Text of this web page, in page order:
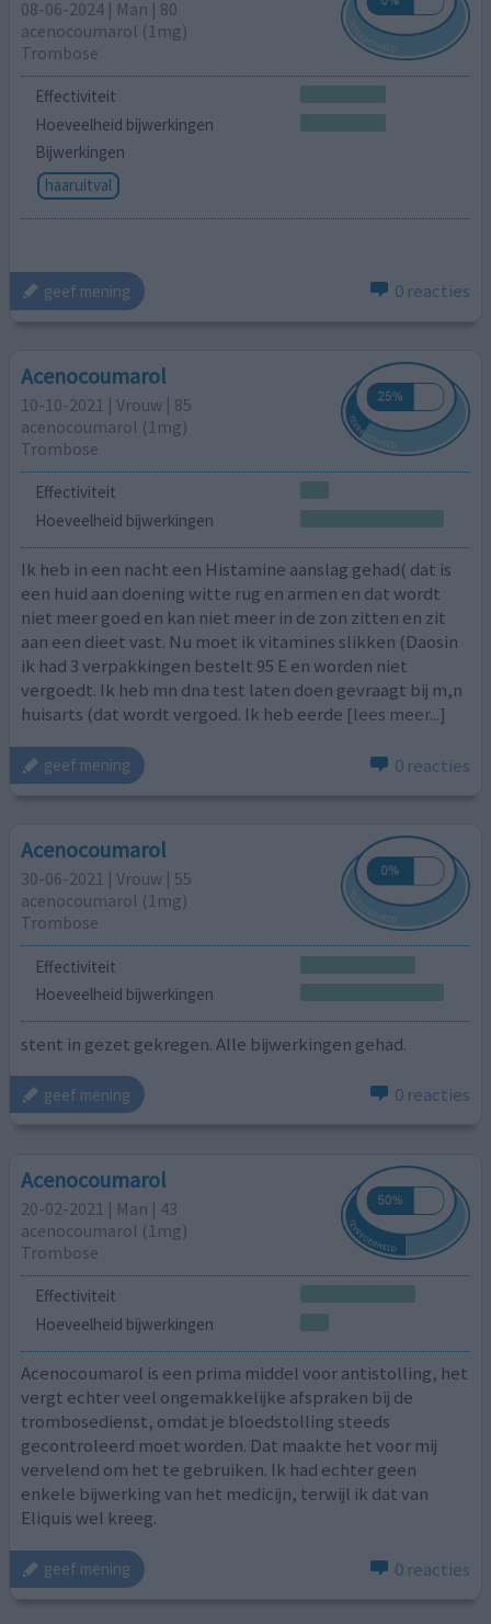
08-06-2024 | Man | 80
acenocoumarol (1mg)
Trombose
Effectiviteit
Hoeveelheid bijwerkingen
Bijwerkingen
haaruitval
geef mening 0 reacties
Acenocoumarol
10-10-2021 | Vrouw | 85
acenocoumarol (1mg)
Trombose
Effectiviteit
Hoeveelheid bijwerkingen
Ik heb in een nacht een Histamine aanslag gehad( dat is
een huid aan doening witte rug en armen en dat wordt
niet meer goed en kan niet meer in de zon zitten en zit
aan een dieet vast. Nu moet ik vitamines slikken (Daosin
ik had 3 verpakkingen bestelt 95 E en worden niet
vergoedt. Ik heb mn dna test laten doen gevraagt bij m,n
huisarts (dat wordt vergoed. Ik heb eerde [lees meer...]
geef mening 0 reacties
Acenocoumarol
30-06-2021 | Vrouw | 55
acenocoumarol (1mg)
Trombose
Effectiviteit
Hoeveelheid bijwerkingen
stent in gezet gekregen. Alle bijwerkingen gehad.
geef mening 0 reacties
Acenocoumarol
20-02-2021 | Man | 43
acenocoumarol (1mg)
Trombose
Effectiviteit
Hoeveelheid bijwerkingen
Acenocoumarol is een prima middel voor antistolling, het
vergt echter veel ongemakkelijke afspraken bij de
trombosedienst, omdat je bloedstolling steeds
gecontroleerd moet worden. Dat maakte het voor mij
vervelend om het te gebruiken. Ik had echter geen
enkele bijwerking van het medicijn, terwijl ik dat van
Eliquis wel kreeg.
geef mening 0 reacties